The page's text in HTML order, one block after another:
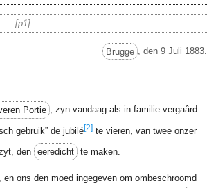
p1
Brugge , den 9 Juli 1883.
Portie , zyn vandaag als in familie vergaârd
gebruik” de jubilé[2]te vieren, van twee onzer
den eeredicht te maken.
ons den moed ingegeven om ombeschroomd